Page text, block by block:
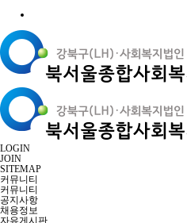
LOGIN
JOIN
SITEMAP
커뮤니티
커뮤니티
공지사항
채용정보
자유게시판